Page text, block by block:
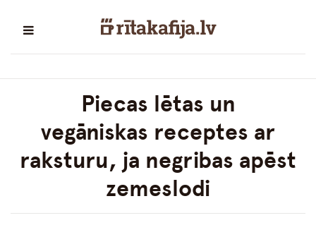
Piecas lētas un
vegāniskas receptes ar
raksturu, ja negribas apēst
zemeslodi